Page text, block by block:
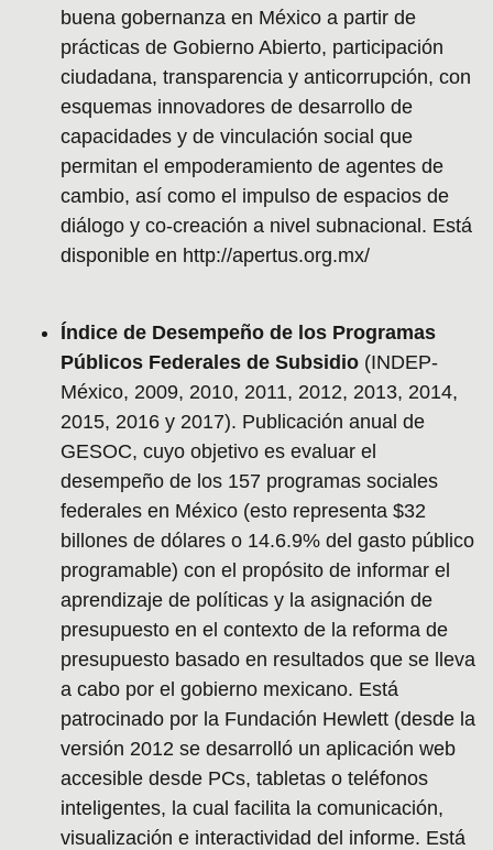
buena gobernanza en México a partir de
prácticas de Gobierno Abierto, participación
ciudadana, transparencia y anticorrupción, con
esquemas innovadores de desarrollo de
capacidades y de vinculación social que
permitan el empoderamiento de agentes de
cambio, así como el impulso de espacios de
diálogo y co-creación a nivel subnacional. Está
disponible en http://apertus.org.mx/
Índice de Desempeño de los Programas
Públicos Federales de Subsidio (INDEP-
México, 2009, 2010, 2011, 2012, 2013, 2014,
2015, 2016 y 2017). Publicación anual de
GESOC, cuyo objetivo es evaluar el
desempeño de los 157 programas sociales
federales en México (esto representa $32
billones de dólares o 14.6.9% del gasto público
programable) con el propósito de informar el
aprendizaje de políticas y la asignación de
presupuesto en el contexto de la reforma de
presupuesto basado en resultados que se lleva
a cabo por el gobierno mexicano. Está
patrocinado por la Fundación Hewlett (desde la
versión 2012 se desarrolló un aplicación web
accesible desde PCs, tabletas o teléfonos
inteligentes, la cual facilita la comunicación,
visualización e interactividad del informe. Está